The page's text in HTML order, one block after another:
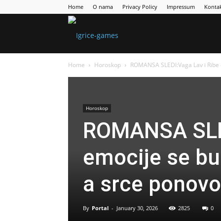
Home O nama Privacy Policy Impressum
Home Horoskop ROMANSA SLEDI:Vaga Lav i
Horoskop
ROMANSA
emocije se
a srce
By Portal - January 30, 2026 2825 0